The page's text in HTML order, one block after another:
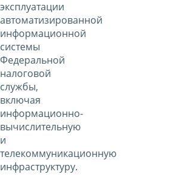
эксплуатации
автоматизированной
информационной
системы
Федеральной
налоговой
службы,
включая
информационно-
вычислительную
и
телекоммуникационную
инфраструктуру.